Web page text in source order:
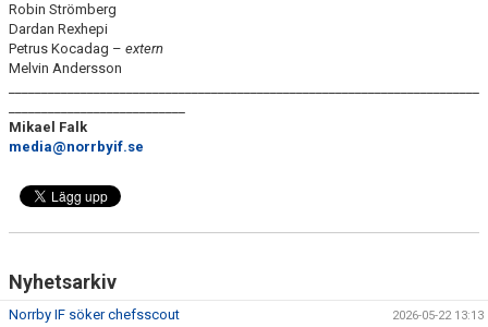
Robin Strömberg
Dardan Rexhepi
Petrus Kocadag – extern
Melvin Andersson
Mikael Falk
media@norrbyif.se
Nyhetsarkiv
Norrby IF söker chefsscout 2026-05-22 13:13